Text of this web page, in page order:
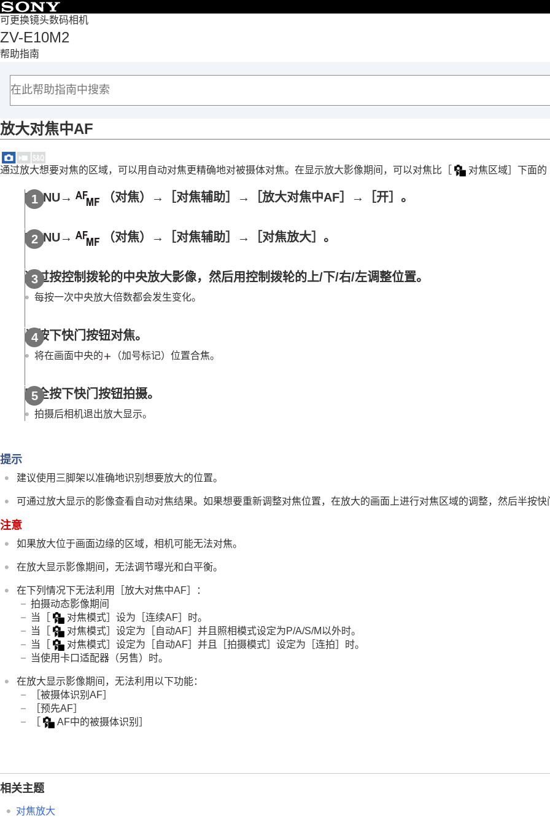
可更换镜头数码相机
ZV-E10M2
帮助指南
首页
使用相机时的注意事项
检查相机和附件
基本操作
从MENU查找功能
本章节的内容
拍摄自拍视频和视频博客的便捷功能
对焦
使用对焦功能
对焦标准
注册当前的对焦区域（AF区域注册功能）
删除所注册的自动对焦区域（删除注册的AF区域）
对焦区域限制（静止影像/动态影像）
AF边框移动距离
对焦边框颜色
交叉AF等级
速度变化AF跟踪
AF帮助
AF/MF选择
AF开启
对焦保持
预先AF
AF-S优先级设置
AF-C优先级设置
AF光圈驱动
预设对焦/变焦
MF中自动放大对焦
初始放大对焦（动态影像）
放大对焦中AF
通过放大想要对焦的区域，可以用自动对焦更精确地对被摄体对焦。在显示放大影像期间，可以对焦比 对焦区域］ 下面的
MENU→ （对焦）→ ［对焦辅助］ → ［放大对焦中AF］ → ［开］ 。
MENU→ （对焦）→ ［对焦辅助］ → ［对焦放大］ 。
通过按控制拨轮的中央放大影像，然后用控制拨轮的上/下/右/左调整位置。
每按一次中央放大倍数都会发生变化。
半按下快门按钮对焦。
将在画面中央的 （加号标记）位置合焦。
完全按下快门按钮拍摄。
拍摄后相机退出放大显示。
提示
建议使用三脚架以准确地识别想要放大的位置。
可通过放大显示的影像查看自动对焦结果。如果想要重新调整对焦位置，在放大的画面上进行对焦区域的调整，然后半按快
注意
如果放大位于画面边缘的区域，相机可能无法对焦。
在放大显示影像期间，无法调节曝光和白平衡。
在下列情况下无法利用 ［放大对焦中AF］
：
拍摄动态影像期间
当
对焦模式］ 设为 ［连续AF］
时。
当
对焦模式］ 设定为 ［自动AF］ 并且照相模式设定为P/A/S/M以外时。
当
对焦模式］ 设定为 ［自动AF］ 并且 ［拍摄模式］ 设定为 ［连拍］
时。
当使用卡口适配器（另售）时。
在放大显示影像期间，无法利用以下功能：
［被摄体识别AF］
［预先AF］
AF中的被摄体识别］
相关主题
对焦放大